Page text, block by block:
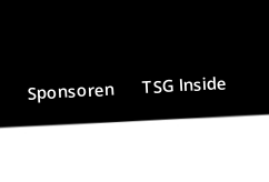
Sponsoren TSG Inside